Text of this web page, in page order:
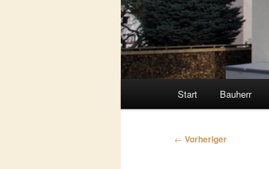
Start Bauherr
Beitragsnavigation
← Vorheriger